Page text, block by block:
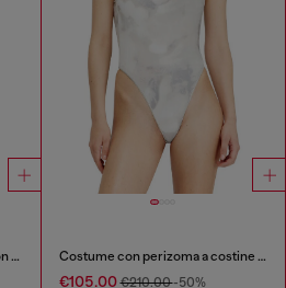
Costume da bagno animalier con scollatura profonda Costume con perizoma a costine e stampa camouflage
€105.00€210.00-50%